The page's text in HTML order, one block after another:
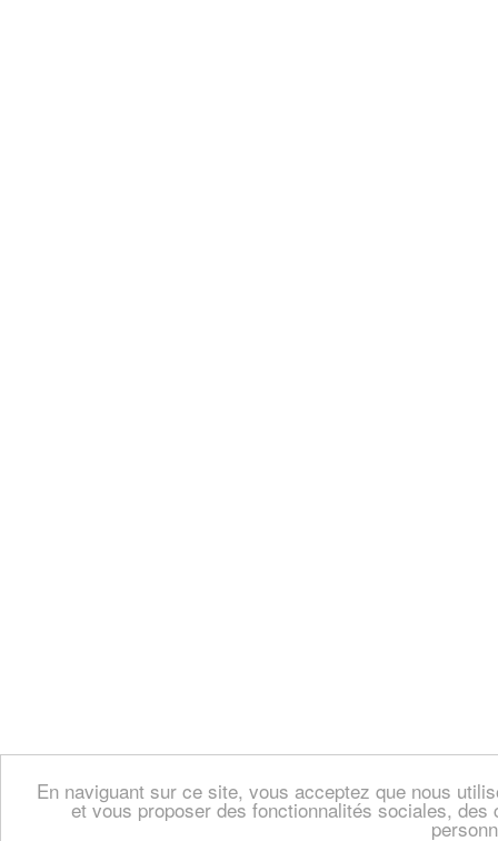
En naviguant sur ce site, vous acceptez que nous
et vous proposer des fonctionnalités sociales,